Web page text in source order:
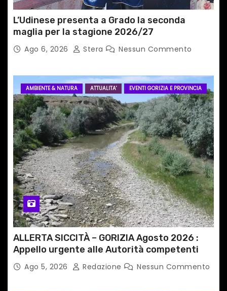
i
L’Udinese presenta a Grado la seconda
maglia per la stagione 2026/27
Ago 6, 2026 Stera Nessun Commento
AMBIENTE & NATURA ATTUALITA' EVENTI GORIZIA E PROVINCIA
ALLERTA SICCITÀ – GORIZIA Agosto 2026 :
Appello urgente alle Autorità competenti
Ago 5, 2026 Redazione Nessun Commento